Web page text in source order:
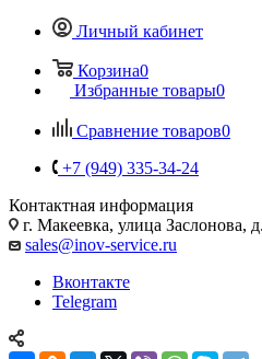
Личный кабинет
Корзина0
Избранные товары0
Сравнение товаров0
+7 (949) 335-34-24
Контактная информация
г. Макеевка, улица Заслонова,
sales@inov-service.ru
Вконтакте
Telegram